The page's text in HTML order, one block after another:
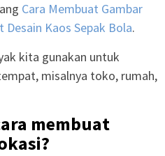
Cara Membuat Gambar
Desain Kaos Sepak Bola.
kita gunakan untuk
misalnya toko, rumah,
membuat